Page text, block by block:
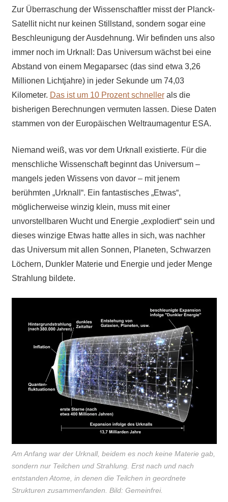
Zur Überraschung der Wissenschaftler misst der Planck-
Satellit nicht nur keinen Stillstand, sondern sogar eine
Beschleunigung der Ausdehnung. Wir befinden uns also
immer noch im Urknall: Das Universum wächst bei eine
Abstand von einem Megaparsec (das sind etwa 3,26
Millionen Lichtjahre) in jeder Sekunde um 74,03
Kilometer. Das ist um 10 Prozent schnellerals die
bisherigen Berechnungen vermuten lassen. Diese Daten
stammen von der Europäischen Weltraumagentur ESA.
Niemand weiß, was vor dem Urknall existierte. Für die
menschliche Wissenschaft beginnt das Universum –
mangels jeden Wissens von davor – mit jenem
berühmten „Urknall“. Ein fantastisches „Etwas“,
möglicherweise winzig klein, muss mit einer
unvorstellbaren Wucht und Energie „explodiert“ sein und
dieses winzige Etwas hatte alles in sich, was nachher
das Universum mit allen Sonnen, Planeten, Schwarzen
Löchern, Dunkler Materie und Energie und jeder Menge
Strahlung bildete.
Am Anfang war der Urknall, beidem es noch keine Materie gab,
sondern nur Teilchen und Strahlung. Erst nach und nach
entstanden Atome, in denen die Teilchen in geordnete
Strukturen zusammenfanden. Bild: Gemeinfrei.